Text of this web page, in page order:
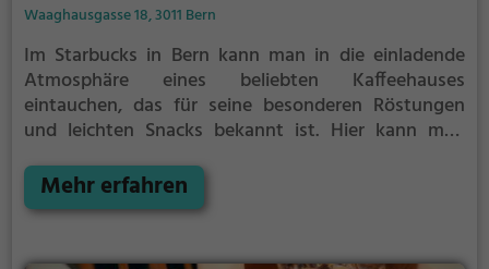
Waaghausgasse 18, 3011 Bern
Im Starbucks in Bern kann man in die einladende
Atmosphäre eines beliebten Kaffeehauses
eintauchen, das für seine besonderen Röstungen
und leichten Snacks bekannt ist. Hier kann man
gesunden Frühstück erfreuen oder vegetarische
Gerichte probieren. Mit WLAN ausgestattet, ist das
mit Freunden oder zum Arbeiten in angenehmer
Mehr erfahren